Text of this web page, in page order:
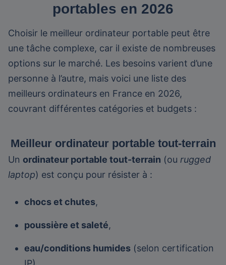
portables en 2026
Choisir le meilleur ordinateur portable peut être
une tâche complexe, car il existe de nombreuses
options sur le marché. Les besoins varient d’une
personne à l’autre, mais voici une liste des
meilleurs ordinateurs en France en 2026,
couvrant différentes catégories et budgets :
Meilleur ordinateur portable tout-terrain
Un ordinateur portable tout-terrain (ou rugged
laptop) est conçu pour résister à :
chocs et chutes,
poussière et saleté,
eau/conditions humides (selon certification